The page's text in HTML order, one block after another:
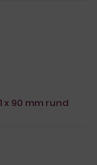
90 mm rund